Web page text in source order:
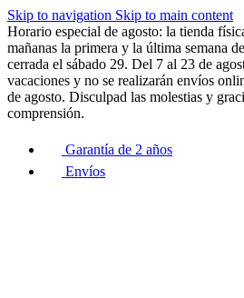
Skip to navigation Skip to main content
Horario especial de agosto: la tienda
mañanas la primera y la última semana
cerrada el sábado 29. Del 7 al 23 de
vacaciones y no se realizarán envíos
de agosto. Disculpad las molestias y
comprensión.
Garantía de 2 años
Envíos